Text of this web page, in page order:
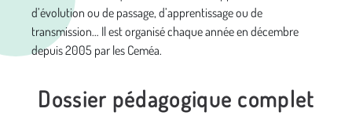
d’évolution ou de passage, d’apprentissage ou de
transmission… Il est organisé chaque année en décembre
depuis 2005 par les Ceméa.
Dossier pédagogique complet